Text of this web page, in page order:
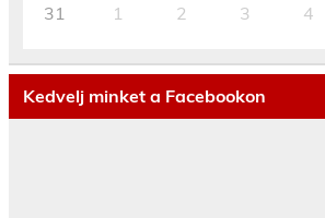
31 1 2 3 4
Kedvelj minket a Facebookon